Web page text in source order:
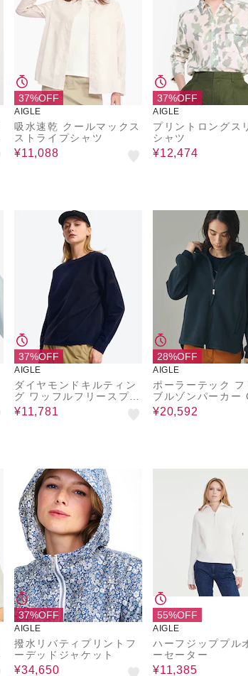
37%OFF
AIGLE
吸水速乾 クールマックス
ストライプシャツ
¥11,088
37%OFF
AIGLE
プリントロングス
シャツ
¥12,474
37%OFF
AIGLE
ダイヤモンドキルティン
グ ワッフルフリースプル
オーバー
¥11,781
28%OFF
AIGLE
ポーラーテック フ
ブルゾンパーカー
SIC 300
¥20,592
37%OFF
AIGLE
撥水リバティプリントフ
ーデッドジャケット
¥34,650
55%OFF
AIGLE
ハーフジッププル
ーセーター
¥11,385